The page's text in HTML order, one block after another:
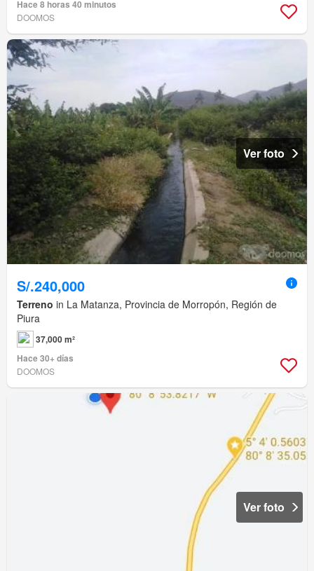
Hace 8 horas 40 minutos
DOOMOS
Ver foto
S/.240,000
Terreno in La Matanza, Provincia de Morropón, Región de
Piura
37,000 m²
Hace 30+ días
DOOMOS
Ver foto